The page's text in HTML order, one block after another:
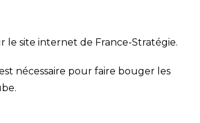
le site internet de France-Stratégie.
nécessaire pour faire bouger les